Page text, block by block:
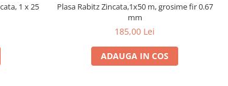
1 x 25
Plasa Rabitz Zincata,1x50 m, grosime fir 0.67
mm
185,00 Lei
ADAUGA IN COS